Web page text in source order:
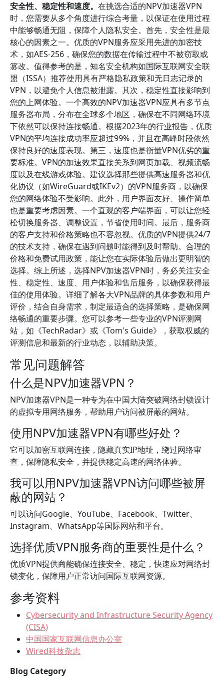
安全性、稳定性和速度。 在挑选合适的NPV加速器VPN
时，您需要从多个角度进行综合考量，以保证在使用过程
中能够畅通无阻，保障个人隐私安全。首先，安全性是最
核心的因素之一。优质的VPN服务应采用先进的加密技
术，如AES-256，确保您的数据在传输过程中不被窃取或
篡改。值得参考的是，知名安全机构如国际互联网安全联
盟（ISSA）推荐使用具有严格隐私政策和无日志记录的
VPN，以避免个人信息被泄露。其次，稳定性直接影响到
您的上网体验。一个高效的NPV加速器VPN应具有多节点
服务器布局，分布在全球多个地区，确保在不同网络环境
下依然可以保持连接畅通。根据2023年的行业报告，优质
VPN的平均连接成功率应超过99%，并且在高峰时段依然
保持良好的速度表现。第三，速度也是衡量VPN优劣的重
要标准。VPN的加速效果直接关系到网页加载、视频流畅
度以及在线游戏体验。建议选择那些提供高速服务器和优
化协议（如WireGuard或IKEv2）的VPN服务商，以确保
您的网络体验不受影响。此外，用户界面友好、操作简单
也是重要考虑因素。一个直观的客户端界面，可以让您轻
松切换服务器、调整设置，节省使用时间。最后，服务商
的客户支持和价格策略也不容忽视。优质的VPN提供24/7
的技术支持，确保在遇到问题时能得到及时帮助。合理的
价格和免费试用政策，能让您在实际体验后做出更明智的
选择。综上所述，选择NPV加速器VPN时，务必关注安全
性、稳定性、速度、用户体验和售后服务，以确保获得最
佳的使用体验。详细了解各大VPN品牌的具体参数和用户
评价，结合自身需求，制定最适合的选择策略，是确保网
络畅通的重要步骤。您可以参考一些专业的VPN评测网
站，如《TechRadar》或《Tom's Guide》，获取权威的
评测信息和最新的行业动态，以辅助决策。
常见问题解答
什么是NPV加速器VPN？
NPV加速器VPN是一种专为在中国大陆突破网络封锁设计
的虚拟专用网络服务，帮助用户访问被屏蔽的网站。
使用NPV加速器VPN有哪些好处？
它可以加密互联网连接，隐藏真实IP地址，绕过网络审
查，保障隐私安全，并提供稳定高速的网络体验。
我可以用NPV加速器VPN访问哪些被屏
蔽的网站？
可以访问Google、YouTube、Facebook、Twitter、
Instagram、WhatsApp等国际网站和平台。
选择优质VPN服务商的重要性是什么？
优质VPN提供商能确保连接安全、稳定，快速应对网络封
锁变化，保障用户正常访问国际互联网资源。
参考资料
Cybersecurity and Infrastructure Security Agency
(CISA)
中国国家互联网信息办公室
Wired科技杂志
Blog Category